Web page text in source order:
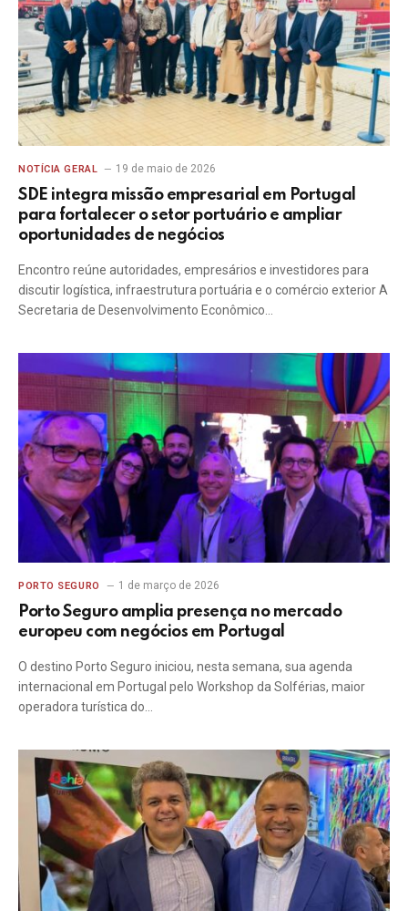
NOTÍCIA GERAL 19 de maio de 2026
SDE integra missão empresarial em Portugal
para fortalecer o setor portuário e ampliar
oportunidades de negócios
Encontro reúne autoridades, empresários e investidores para
discutir logística, infraestrutura portuária e o comércio exterior A
Secretaria de Desenvolvimento Econômico…
PORTO SEGURO 1 de março de 2026
Porto Seguro amplia presença no mercado
europeu com negócios em Portugal
O destino Porto Seguro iniciou, nesta semana, sua agenda
internacional em Portugal pelo Workshop da Solférias, maior
operadora turística do…